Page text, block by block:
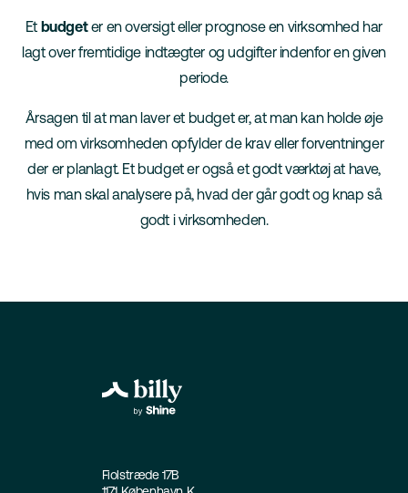
Et budgeter en oversigt eller prognose en virksomhed har
lagt over fremtidige indtægter og udgifter indenfor en given
periode.
Årsagen til at man laver et budget er, at man kan holde øje
med om virksomheden opfylder de krav eller forventninger
der er planlagt. Et budget er også et godt værktøj at have,
hvis man skal analysere på, hvad der går godt og knap så
godt i virksomheden.
Fiolstræde 17B